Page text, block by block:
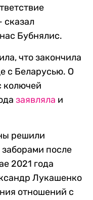
сказал
Бубнялис.
что закончила
с Беларусью. О
колючей
заявляла и
решили
заборами после
2021 года
Лукашенко
отношений с